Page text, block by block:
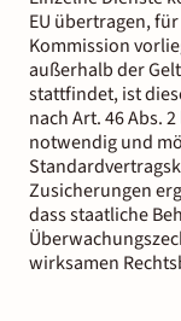
EU übertragen,
Kommission
außerhalb der
stattfindet, ist
nach Art. 46 Abs.
notwendig und
Zusicherungen
dass staatliche
wirksamen